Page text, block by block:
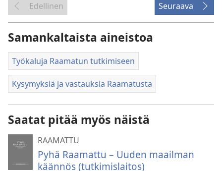
Edellinen Seuraava
Samankaltaista aineistoa
Työkaluja Raamatun tutkimiseen
Kysymyksiä ja vastauksia Raamatusta
Saatat pitää myös näistä
RAAMATTU
Pyhä Raamattu – Uuden maailman
käännös (tutkimislaitos)